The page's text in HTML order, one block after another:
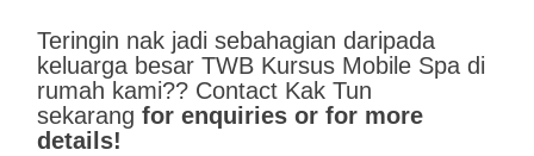
Teringin nak jadi sebahagian daripada
keluarga besar TWB Kursus Mobile Spa di
rumah kami?? Contact Kak Tun
sekarang for enquiries or for more
details!